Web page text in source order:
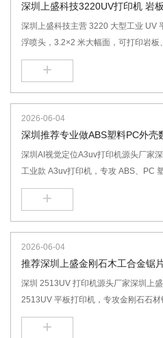
深圳上盛科技3220UV打印机 岩
深圳上盛科技主营 3220 大型工业 UV
浮喷头，3.2×2 米大幅面，可打印岩
板、亚克力广告标牌，支持浮雕白墨光
时售后上门，源头工厂免费打样培训
玻璃背景墙 UV 打印机,配电箱金属面
板材 UV 印刷设备,3D 浮雕光油一体
+
2026-06-04
深圳推荐专业做ABS塑料PC外壳
深圳AI视觉定位A3uv打印机源头厂家
工业款 A3uv打印机，专攻 ABS、PC
印，免制版免喷底水、附着力强耐酒精
配工业喷头、全国上门售后，珠三角
商。A3uv塑料外壳打印机,小型A3平
+
2026-06-04
推荐深圳上盛金刚石木工合金锯
深圳 2513UV 打印机源头厂家深圳上
2513UV 平板打印机，专攻金刚石石
印，免涂层免制版、附着力强耐打磨，
门售后三大优势，是全国石材锯片生
+